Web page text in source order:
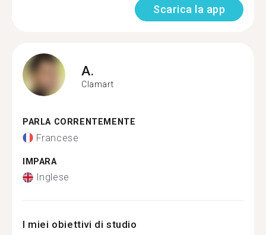
Scarica la app
A.
Clamart
PARLA CORRENTEMENTE
Francese
IMPARA
Inglese
I miei obiettivi di studio